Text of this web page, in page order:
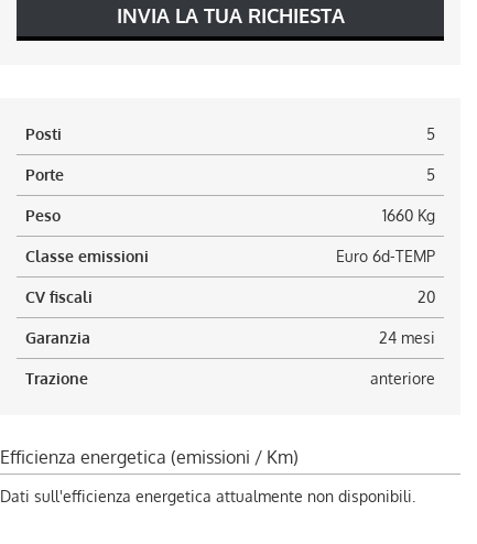
INVIA LA TUA RICHIESTA
Posti 5
Porte 5
Peso 1660 Kg
Classe emissioni Euro 6d-TEMP
CV fiscali 20
Garanzia 24 mesi
Trazione anteriore
Efficienza energetica (emissioni / Km)
Dati sull'efficienza energetica attualmente non disponibili.